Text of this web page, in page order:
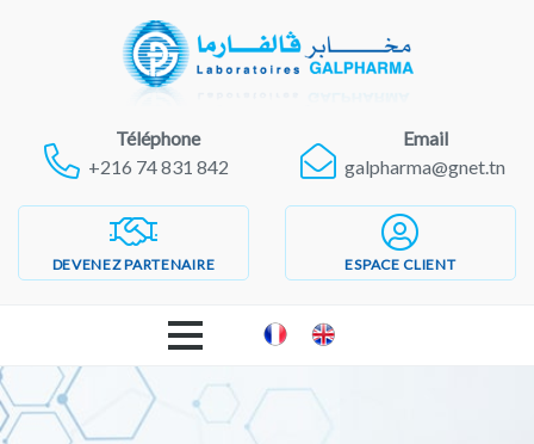
Téléphone
+216 74 831 842
Email
galpharma@gnet.tn
DEVENEZ PARTENAIRE ESPACE CLIENT
ACCUEIL